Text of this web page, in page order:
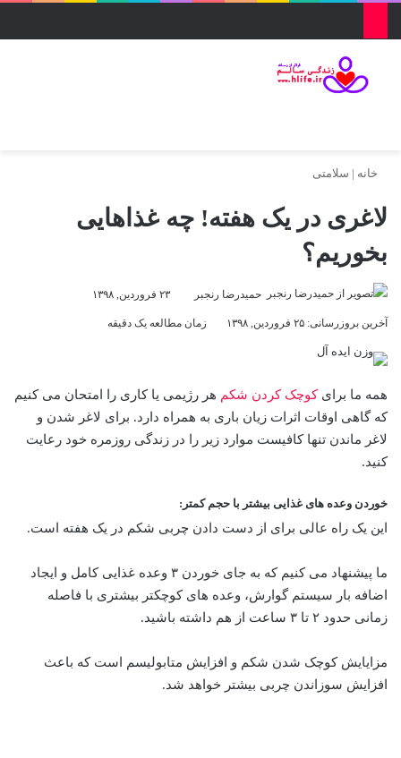
خانه | سلامتی
لاغری در یک هفته! چه غذاهایی
بخوریم؟
حمیدرضا رنجبر ۲۳ فروردین, ۱۳۹۸
آخرین بروزرسانی: ۲۵ فروردین, ۱۳۹۸ زمان مطالعه یک دقیقه
همه ما برایکوچک کردن شکم هر رژیمی یا کاری را امتحان می کنیم
که گاهی اوقات اثرات زیان باری به همراه دارد. برای لاغر شدن و
لاغر ماندن تنها کافیست موارد زیر را در زندگی روزمره خود رعایت
کنید.
خوردن وعده های غذایی بیشتر با حجم کمتر:
این یک راه عالی برای از دست دادن چربی شکم در یک هفته است.
ما پیشنهاد می کنیم که به جای خوردن ۳ وعده غذایی کامل و ایجاد
اضافه بار سیستم گوارش، وعده های کوچکتر بیشتری با فاصله
زمانی حدود ۲ تا ۳ ساعت از هم داشته باشید.
مزایایش کوچک شدن شکم و افزایش متابولیسم است که باعث
افزایش سوزاندن چربی بیشتر خواهد شد.